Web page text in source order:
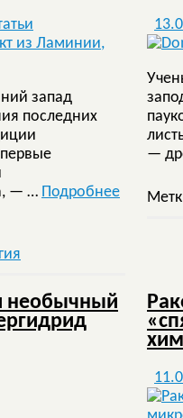
запад
последних
— … Подробнее
—
необычный